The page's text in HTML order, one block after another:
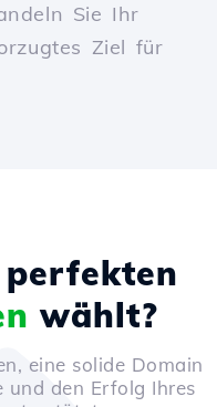
Sie Ihr
Ziel für
wählt?
eine solide Domain
und den Erfolg Ihres